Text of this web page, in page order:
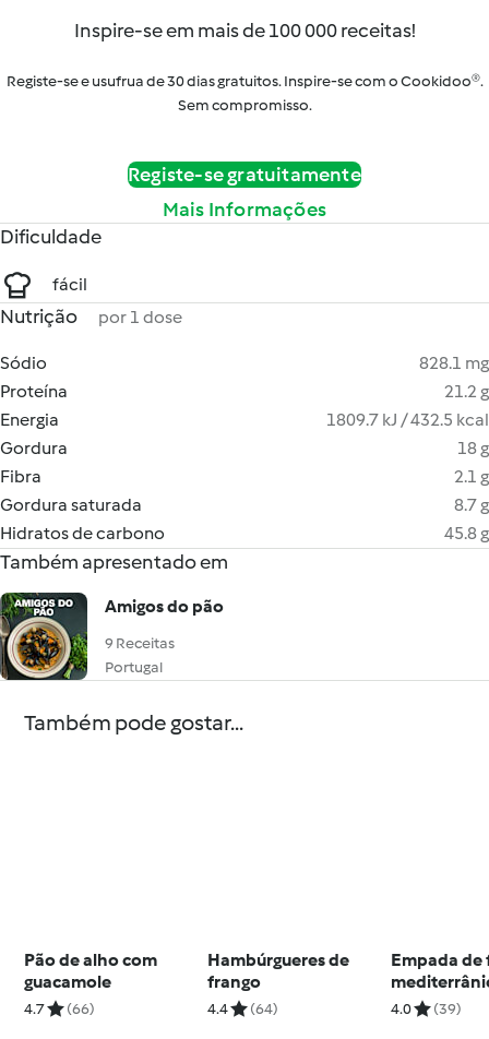
Inspire-se em mais de 100 000 receitas!
Registe-se e usufrua de 30 dias gratuitos. Inspire-se com o Cookidoo®.
Sem compromisso.
Registe-se gratuitamente
Mais Informações
Dificuldade
fácil
Nutrição por 1 dose
Sódio
828.1 mg
Proteína
21.2 g
Energia
1809.7 kJ / 432.5 kcal
Gordura
18 g
Fibra
2.1 g
Gordura saturada
8.7 g
Hidratos de carbono
45.8 g
Também apresentado em
Amigos do pão
9 Receitas
Portugal
Também pode gostar...
Pão de alho com
guacamole
4.7 (66)
Hambúrgueres de
frango
4.4 (64)
Empada de
4.0 (39)